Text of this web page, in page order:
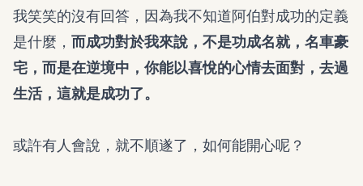
我笑笑的沒有回答，因為我不知道阿伯對成功的定義
是什麼， 而成功對於我來說，不是功成名就，名車豪
宅，而是在逆境中，你能以喜悅的心情去面對，去過
生活，這就是成功了。
或許有人會說，就不順遂了，如何能開心呢？